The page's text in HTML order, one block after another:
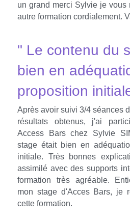
un grand merci Sylvie je vous
autre formation cordialement.
" Le contenu du
bien en
proposition
Après avoir suivi 3/4 séances
résultats obtenus, j'ai
Access Bars chez Sylvie
stage était bien en
initiale. Très bonnes
assimilé avec des supports
formation très agréable.
mon stage d'Acces Bars, je
cette formation.